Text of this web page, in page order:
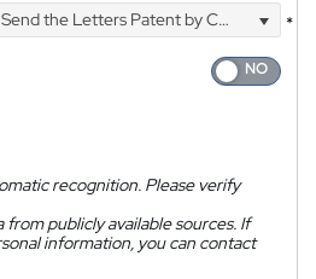
Send the Letters Patent by Courier
*
recognition. Please verify
publicly available sources. If
information, you can contact